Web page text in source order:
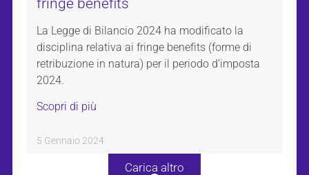
La Legge di Bilancio 2024 ha modificato la
disciplina relativa ai fringe benefits (forme di
retribuzione in natura) per il periodo d’imposta
2024.
Scopri di più
5 Gennaio 2024
Carica altro